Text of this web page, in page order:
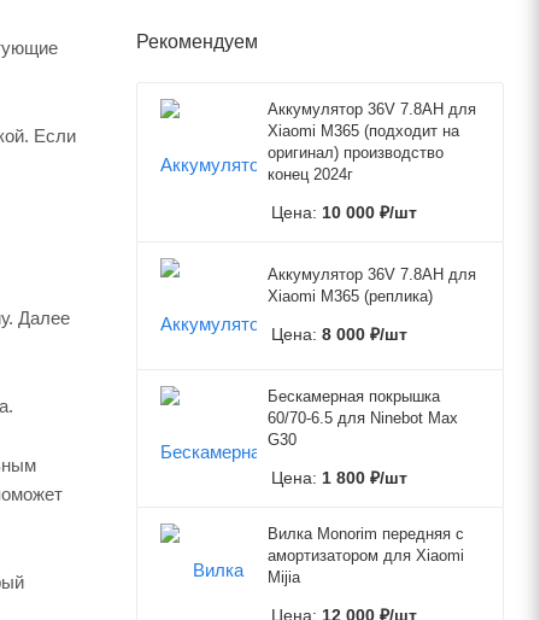
Если
Далее
Рекомендуем
Аккумулятор 36V 7.8AH для
Xiaomi M365 (подходит на
оригинал) производство
конец 2024г
Цена: 10 000 ₽/шт
Аккумулятор 36V 7.8AH для
Xiaomi M365 (реплика)
Цена: 8 000 ₽/шт
Бескамерная покрышка
60/70-6.5 для Ninebot Max
G30
Цена: 1 800 ₽/шт
Вилка Monorim передняя с
амортизатором для Xiaomi
Mijia
Цена: 12 000 ₽/шт